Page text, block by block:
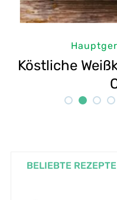
Steaks aus dem
BELIEBTE REZEPTE